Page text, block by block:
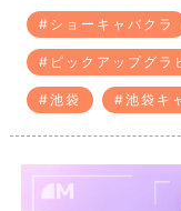
#ショーキャバクラ
#ピックアップグラ
#池袋 #池袋キ